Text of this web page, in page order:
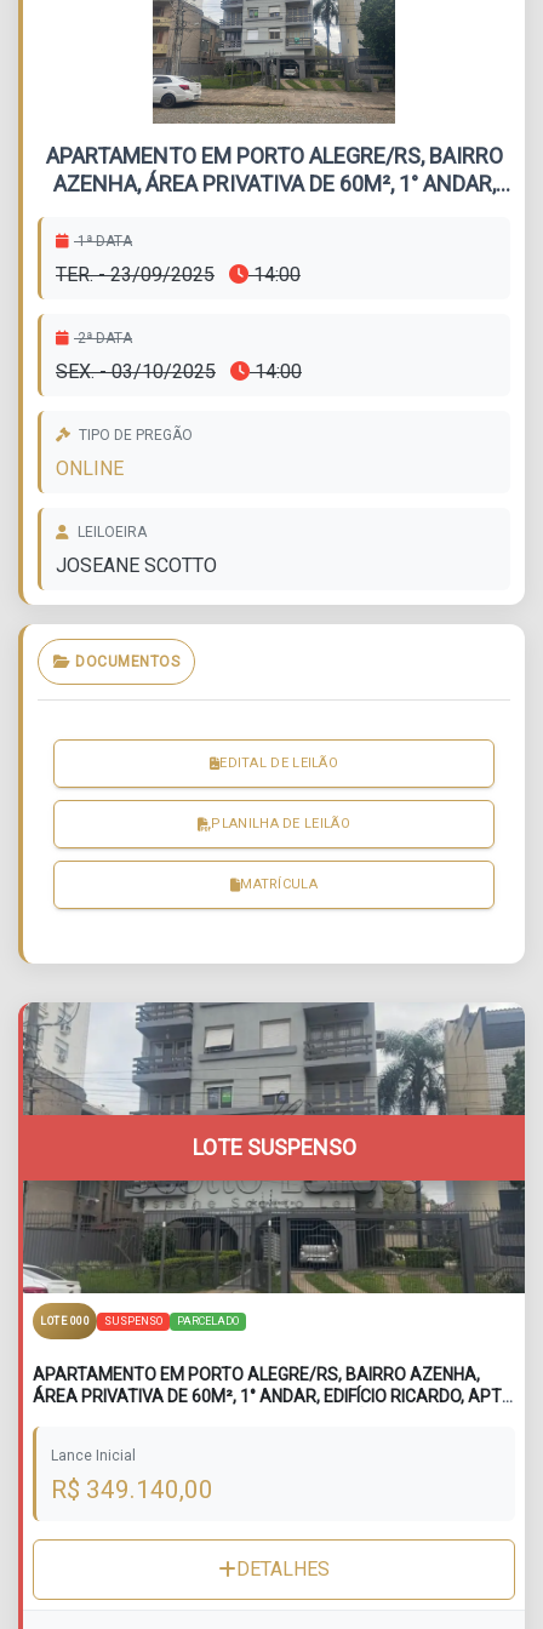
APARTAMENTO EM PORTO ALEGRE/RS, BAIRRO
AZENHA, ÁREA PRIVATIVA DE 60M², 1° ANDAR,
1ª DATA
TER. - 23/09/2025 14:00
2ª DATA
SEX. - 03/10/2025 14:00
TIPO DE PREGÃO
ONLINE
LEILOEIRA
JOSEANE SCOTTO
DOCUMENTOS
EDITAL DE LEILÃO
PLANILHA DE LEILÃO
MATRÍCULA
LOTE SUSPENSO
LOTE 000 SUSPENSO PARCELADO
APARTAMENTO EM PORTO ALEGRE/RS, BAIRRO AZENHA,
ÁREA PRIVATIVA DE 60M², 1° ANDAR, EDIFÍCIO RICARDO, APTO
Lance Inicial
R$ 349.140,00
DETALHES